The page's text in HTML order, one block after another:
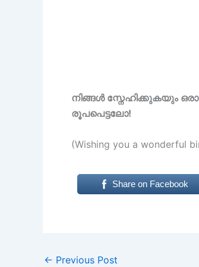
നിങ്ങൾ സ്നേഹിക്കുകയും
രൂപപെട്ടലോ!
(Wishing you a wonderful
Share on Facebook
← Previous Post